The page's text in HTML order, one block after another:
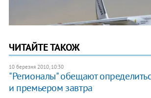
ЧИТАЙТЕ ТАКОЖ
10 березня 2010, 10:30
"Регионалы" обещают
и премьером завтра